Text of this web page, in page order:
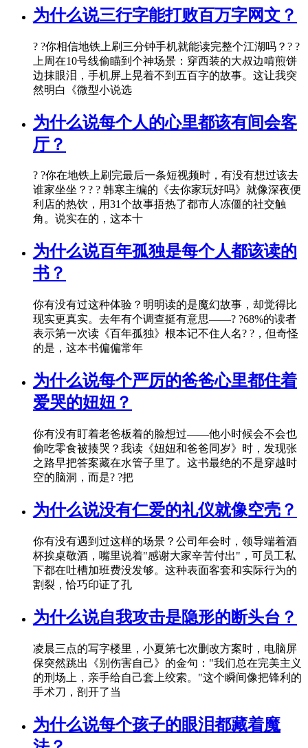
为什么说三行字能打败百万字网文？
? ?你相信地铁上刷三分钟手机就能读完整个江湖吗？? ?
上周在10号线偷瞄到个神场景：穿西装的大叔边啃煎饼
边抹眼泪，手机屏上晃着不到五百字的故事。这让我突
然明白《微型小说选
为什么说每个人的心里都该有间会客
厅？
? ?你在地铁上刷完最后一条短视频时，有没有想过该去
谁家坐坐？? ? 韩寒主编的《去你家玩好吗》就像深夜便
利店的热饮，用31个故事捂热了都市人冻僵的社交触
角。说实在的，这本十
为什么说百年孤独是每个人都该读的
书？
你有没有过这种体验？明明读的是魔幻故事，却觉得比
现实更真实。去年有个调查挺有意思——? ?68%的读者
表示第一次读《百年孤独》根本记不住人名? ?，但奇怪
的是，这本书偏偏常年
为什么说每个严厉的爸爸心里都住着
爱哭的妞妞？
你有没有盯着老爸板着的脸想过——他小时候会不会也
偷吃零食被揍哭？我读《妞妞和爸爸同岁》时，发现张
之路早把答案藏在水管子里了。这书最绝的不是穿越时
空的脑洞，而是? ?把
为什么说没有仁爱的礼仪就像空壳？
你有没有遇到过这样的场景？公司年会时，领导端着酒
杯挨桌敬酒，嘴里说着"感谢大家辛苦付出"，可员工私
下都在吐槽加班费没发够。这种表面客套和实际行为的
割裂，恰巧印证了孔
为什么说自我攻击是隐形的断头台？
凌晨三点的写字楼里，小夏第七次删改方案时，电脑屏
保突然跳出《别伤害自己》的金句："我们总在完美主义
的刑场上，亲手给自己套上绞索。"这个瞬间像把锋利的
手术刀，剖开了当
为什么说每个孩子的眼泪都藏着魔